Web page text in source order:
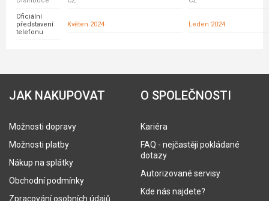
Oficiální
představení
telefonu
Květen 2024 Leden 2024
JAK NAKUPOVAT
Možnosti dopravy
Možnosti platby
Nákup na splátky
Obchodní podmínky
Zpracování osobních údajů
O SPOLEČNOSTI
Kariéra
FAQ - nejčastěji pokládané
dotazy
Autorizované servisy
Kde nás najdete?